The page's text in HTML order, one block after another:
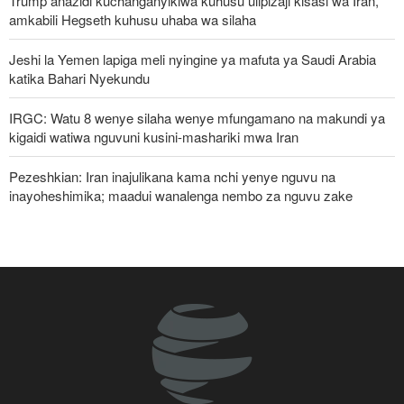
amkabili Hegseth kuhusu uhaba wa silaha
Jeshi la Yemen lapiga meli nyingine ya mafuta ya Saudi Arabia
katika Bahari Nyekundu
IRGC: Watu 8 wenye silaha wenye mfungamano na makundi ya
kigaidi watiwa nguvuni kusini-mashariki mwa Iran
Pezeshkian: Iran inajulikana kama nchi yenye nguvu na
inayoheshimika; maadui wanalenga nembo za nguvu zake
Malengo yanayofuatiliwa na Marekani katika kuzichochea nchi za
Kiarabu zikabiliane na Iran